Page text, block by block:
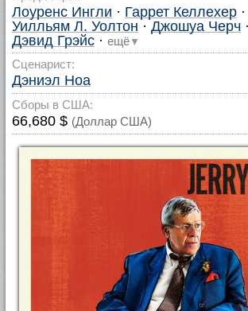
Лоуренс Ингли · Гаррет Келлехер ·
Уилльям Л. Уолтон · Джошуа Черч ·
Дэвид Грэйс · ещё ▼
Сценарист:
Дэниэл Ноа
Сборы в США:
66,680 $ (Доллар США)